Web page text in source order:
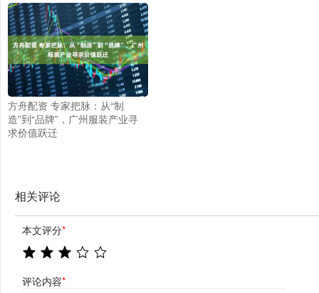
方舟配资 专家把脉：从“制
造”到“品牌”，广州服装产业寻
求价值跃迁
相关评论
本文评分*
评论内容*